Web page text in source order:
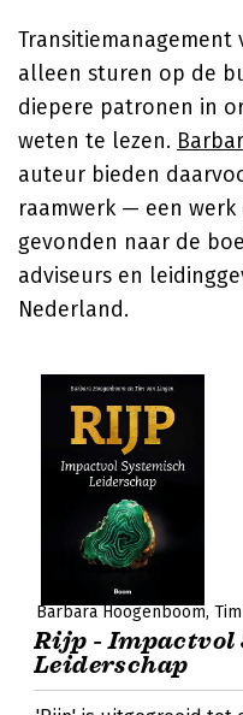
alleen sturen op de
diepere patronen in
weten te lezen.
auteur bieden
raamwerk — een
gevonden naar de
adviseurs en
Nederland.
Barbara Hoogenboom
Rijp - Impactvol
Leiderschap